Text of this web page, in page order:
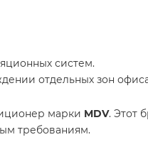
систем.
отдельных зон
марки MDV. Этот
требованиям.